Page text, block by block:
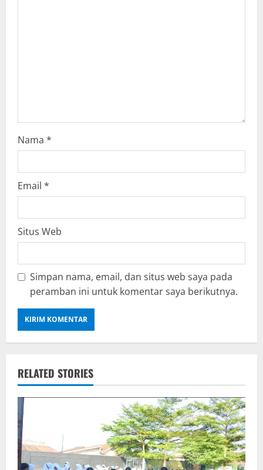
Nama *
Email *
Situs Web
Simpan nama, email, dan situs web saya pada
peramban ini untuk komentar saya berikutnya.
RELATED STORIES